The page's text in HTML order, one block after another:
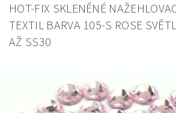
HOT-FIX SKLENĚNÉ
TEXTIL BARVA 105-S ROSE
AŽ SS30